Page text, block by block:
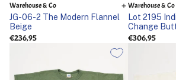
Warehouse & Co
JG-06-2 The Modern Flannel
Beige
€236,95
Warehouse & Co
Lot 2195
Change
€306,95